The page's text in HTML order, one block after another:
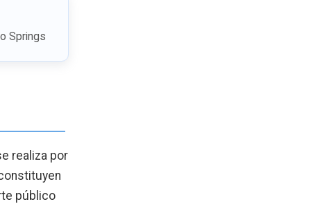
Springs
realiza por
público